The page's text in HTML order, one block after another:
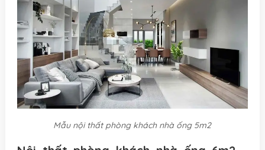
Mẫu nội thất phòng khách nhà ống 5m2